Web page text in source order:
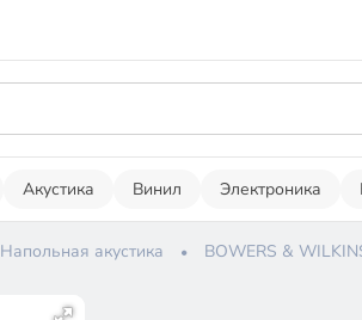
Акустика Винил Электроника
Напольная акустика BOWERS &